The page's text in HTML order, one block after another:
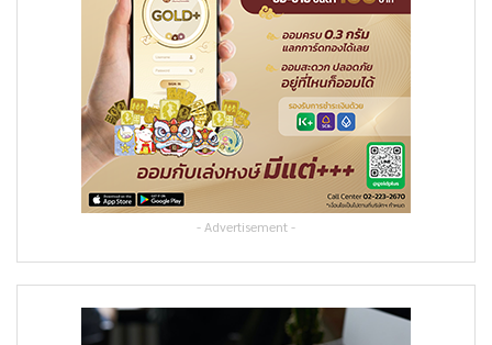
- Advertisement -